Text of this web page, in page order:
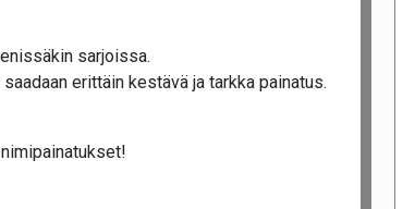
sarjoissa.
erittäin kestävä ja tarkka painatus.